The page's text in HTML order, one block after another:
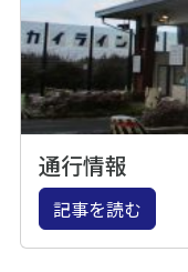
通行情報
記事を読む